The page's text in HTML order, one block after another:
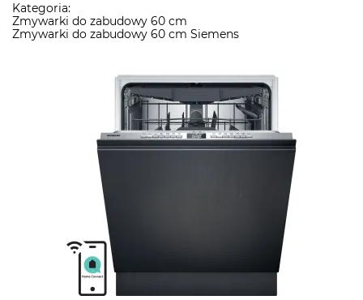
Kategoria:
Zmywarki do zabudowy 60 cm
Zmywarki do zabudowy 60 cm Siemens